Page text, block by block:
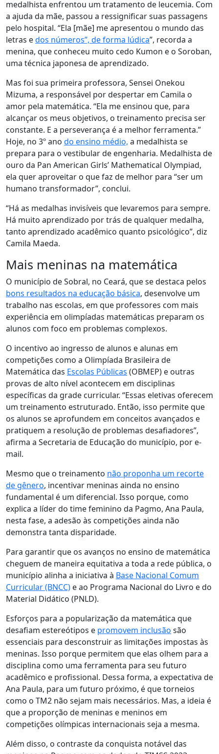
medalhista enfrentou um tratamento de leucemia. Com
a ajuda da mãe, passou a ressignificar suas passagens
pelo hospital. “Ela [mãe] me apresentou o mundo das
letras edos números”, de forma lúdica”, recorda a
menina, que conheceu muito cedo Kumon e o Soroban,
uma técnica japonesa de aprendizado.
Mas foi sua primeira professora, Sensei Onekou
Mizuma, a responsável por despertar em Camila o
amor pela matemática. “Ela me ensinou que, para
alcançar os meus objetivos, o treinamento precisa ser
constante. E a perseverança é a melhor ferramenta.”
Hoje, no 3º ano do ensino médio, a medalhista se
prepara para o vestibular de engenharia. Medalhista de
ouro da Pan American Girls’ Mathematical Olympiad,
ela quer aproveitar o que faz de melhor para “ser um
humano transformador”, conclui.
“Há as medalhas invisíveis que levaremos para sempre.
Há muito aprendizado por trás de qualquer medalha,
tanto aprendizado acadêmico quanto psicológico”, diz
Camila Maeda.
Mais meninas na matemática
O município de Sobral, no Ceará, que se destaca pelos
bons resultados na educação básica, desenvolve um
trabalho nas escolas, em que professores com mais
experiência em olimpíadas matemáticas preparam os
alunos com foco em problemas complexos.
O incentivo ao ingresso de alunos e alunas em
competições como a Olimpíada Brasileira de
Matemática das Escolas Públicas (OBMEP) e outras
provas de alto nível acontecem em disciplinas
específicas da grade curricular. “Essas eletivas oferecem
um treinamento estruturado. Então, isso permite que
os alunos se aprofundem em conceitos avançados e
pratiquem a resolução de problemas desafiadores”,
afirma a Secretaria de Educação do município, por e-
mail.
Mesmo que o treinamento não proponha um recorte
de gênero, incentivar meninas ainda no ensino
fundamental é um diferencial. Isso porque, como
explica a líder do time feminino da Pagmo, Ana Paula,
nesta fase, a adesão às competições ainda não
demonstra tanta disparidade.
Para garantir que os avanços no ensino de matemática
cheguem de maneira equitativa a toda a rede pública, o
município alinha a iniciativa à Base Nacional Comum
Curricular (BNCC) e ao Programa Nacional do Livro e do
Material Didático (PNLD).
Esforços para a popularização da matemática que
desafiam estereótipos e promovem inclusão são
essenciais para desconstruir as limitações impostas às
meninas. Isso porque permitem que elas olhem para a
disciplina como uma ferramenta para seu futuro
acadêmico e profissional. Dessa forma, a expectativa de
Ana Paula, para um futuro próximo, é que torneios
como o TM2 não sejam mais necessários. Mas, a ideia é
que a proporção de meninas e meninos em
competições olímpicas internacionais seja a mesma.
Além disso, o contraste da conquista notável das